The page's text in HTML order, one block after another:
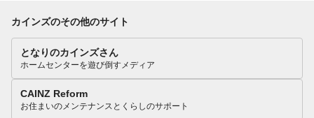
カインズのその他のサイト
となりのカインズさん
ホームセンターを遊び倒すメディア
CAINZ Reform
お住まいのメンテナンスとくらしのサポート